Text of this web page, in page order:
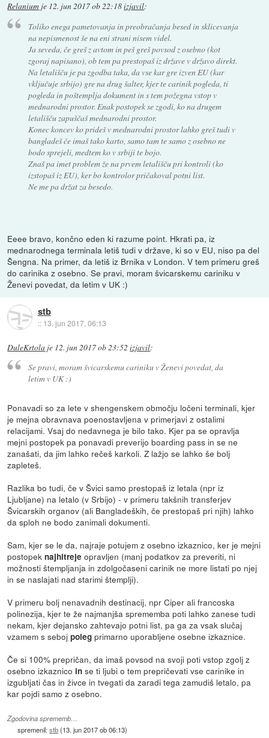
Relanium je 12. jun 2017 ob 22:18izjavil:
Toliko enega pametovanja in preobračanja besed in sklicevanja
na nepismenost še na eni strani nisem videl.
Ja seveda, če greš z avtom in peš greš povsod z osebno (kot
zgoraj napisano), ob tem pa prestopaš iz države v državo direkt.
Na letališču je pa zgodba taka, da vse kar gre izven EU (kar
vključuje srbijo) gre na drug šalter, kjer te carinik pogleda, ti
pogleda in poštemplja dokument in s tem požegna vstop v
mednarodni prostor. Enak postopek se zgodi, ko na drugem
letališču zapuščaš mednarodni prostor.
Konec koncev ko prideš v mednarodni prostor lahko greš tudi v
bangladeš če imaš tako karto, samo tam te samo z osebno ne
bodo sprejeli, medtem ko v srbiji te bojo.
Znaš pa imet problem že na prvem letališču pri kontroli (ko
izstopaš iz EU), ker bo kontrolor pričakoval potni list.
Ne me pa držat za besedo.
Eeee bravo, končno eden ki razume point. Hkrati pa, iz
mednarodnega terminala letiš tudi v države, ki so v EU, niso pa del
Šengna. Na primer, da letiš iz Brnika v London. V tem primeru greš
do carinika z osebno. Se pravi, moram švicarskemu cariniku v
Ženevi povedat, da letim v UK :)
stb
:: 13. jun 2017, 06:13
DuleKrtola je 12. jun 2017 ob 23:52 izjavil:
Se pravi, moram švicarskemu cariniku v Ženevi povedat, da
letim v UK :)
Ponavadi so za lete v shengenskem območju ločeni terminali, kjer
je mejna obravnava poenostavljena v primerjavi z ostalimi
relacijami. Vsaj do nedavnega je bilo tako. Kjer pa se opravlja
mejni postopek pa ponavadi preverijo boarding pass in se ne
zanašati, da jim lahko rečeš karkoli. Z lažjo se lahko še bolj
zapleteš.
Razlika bo tudi, če v Švici samo prestopaš iz letala (npr iz
Ljubljane) na letalo (v Srbijo) - v primeru takšnih transferjev
Švicarskih organov (ali Bangladeških, če prestopaš pri njih) lahko
da sploh ne bodo zanimali dokumenti.
Sam, kjer se le da, najraje potujem z osebno izkaznico, ker je mejni
postopeknajhitreje opravljen (manj podatkov za preveriti, ni
možnosti štempljanja in zdolgočaseni carinik ne more listati po njej
in se naslajati nad starimi štemplji).
V primeru bolj nenavadnih destinacij, npr Ciper ali francoska
polinezija, kjer te že najmanjša sprememba poti lahko zanese tudi
nekam, kjer dejansko zahtevajo potni list, pa ga za vsak slučaj
vzamem s sebojpoleg primarno uporabljene osebne izkaznice.
Če si 100% prepričan, da imaš povsod na svoji poti vstop zgolj z
osebno izkaznico in se ti ljubi o tem prepričevati vse carinike in
izgubljati čas in živce in tvegati da zaradi tega zamudiš letalo, pa
kar pojdi samo z osebno.
Zgodovina sprememb…
spremenil:stb(13. jun 2017 ob 06:13)